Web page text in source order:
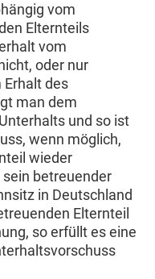
vom
Elternteils
vom
oder nur
des
man dem
und so ist
wenn möglich,
wieder
betreuender
in Deutschland
Elternteil
so erfüllt es eine